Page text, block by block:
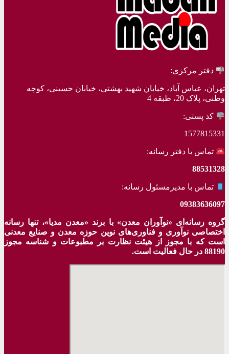
دفتر مرکزی:
تهران، عباس آباد، خیابان شهید بهشتی، خیابان حسینی، کوچه
وطنی، پلاک 20، طبقه 4
کد پستی:
1577815331
تماس با دفتر رسانه:
88531328
تماس با مدیرمسئول رسانه:
09383636097
گروه رسانه‌ای «نوآوران معدن» با برند «معدن مدیا»، تنها رسانه
اختصاصی نوآوری و فناوری‌های نوین حوزه معدن و صنایع معدنی‌
است که با مجوز از هیئت نظارت بر مطبوعات و شناسه مجوز
88190 در حال فعالیت است.